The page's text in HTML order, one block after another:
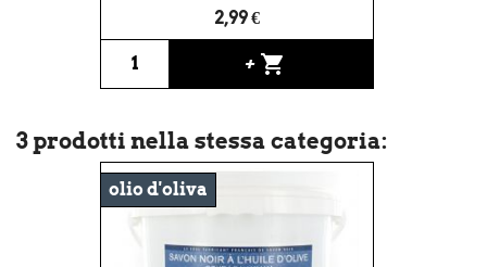
2,99 €
+ shopping_cart
3 prodotti nella stessa categoria:
olio d'oliva